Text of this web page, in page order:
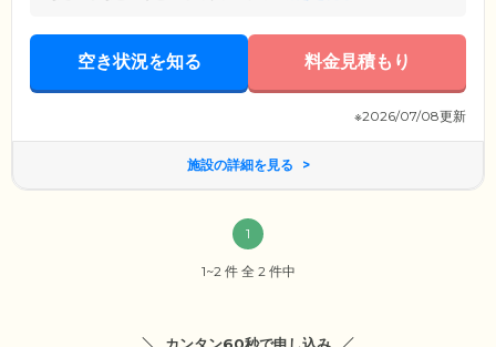
空き状況を知る 料金見積もり
※2026/07/08更新
施設の詳細を見る
1
1~2 件 全 2 件中